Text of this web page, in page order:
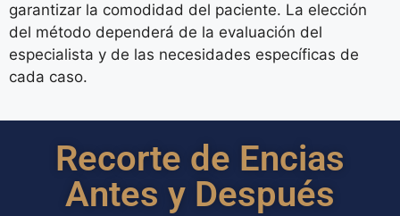
garantizar la comodidad del paciente. La elección
del método dependerá de la evaluación del
especialista y de las necesidades específicas de
cada caso.
Recorte de Encias
Antes y Después